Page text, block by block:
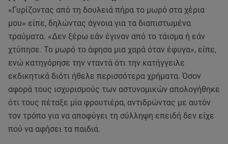
«Γυρίζοντας από τη δουλειά πήρα το μωρό στα χέρια
μου» είπε, δηλώντας άγνοια για τα διαπιστωμένα
τραύματα. «Δεν ξέρω εάν έγιναν από το τάισμα ή εάν
χτύπησε. Το μωρό το άφησα μια χαρά όταν έφυγα», είπε,
ενώ κατηγόρησε την νταντά ότι την κατήγγειλε
εκδικητικά διότι ήθελε περισσότερα χρήματα. Όσον
αφορά τους ισχυρισμούς των αστυνομικών απολογήθηκε
ότι τους πέταξε μία φρουτιέρα, αντιδρώντας με αυτόν
τον τρόπο για να αποφύγει τη σύλληψη επειδή δεν είχε
πού να αφήσει τα παιδιά.